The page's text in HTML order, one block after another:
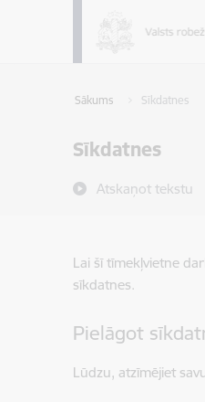
Sākums Sīkdatnes
Sīkdatnes
Atskaņot tekstu
Lai šī tīmekļvietne
sīkdatnes.
Pielāgot
Lūdzu, atzīmējiet